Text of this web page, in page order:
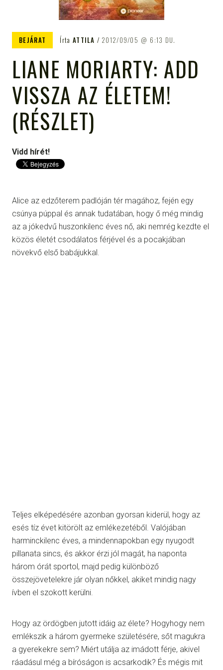
BEJÁRAT Írta ATTILA 2012/09/05 6:13 DU.
LIANE MORIARTY: ADD
VISSZA AZ ÉLETEM!
(RÉSZLET)
Vidd hírét!
Alice az edzőterem padlóján tér magához, fején egy
csúnya púppal és annak tudatában, hogy ő még mindig
az a jókedvű huszonkilenc éves nő, aki nemrég kezdte el
közös életét csodálatos férjével és a pocakjában
növekvő első babájukkal.
Teljes elképedésére azonban gyorsan kiderül, hogy az
esés tíz évet kitörölt az emlékezetéből. Valójában
harminckilenc éves, a mindennapokban egy nyugodt
pillanata sincs, és akkor érzi jól magát, ha naponta
három órát sportol, majd pedig különböző
összejövetelekre jár olyan nőkkel, akiket mindig nagy
ívben el szokott kerülni.
Hogy az ördögben jutott idáig az élete? Hogyhogy nem
emlékszik a három gyermeke születésére, sőt magukra
a gyerekekre sem? Miért utálja az imádott férje, akivel
ráadásul még a bíróságon is acsarkodik? És mégis mit